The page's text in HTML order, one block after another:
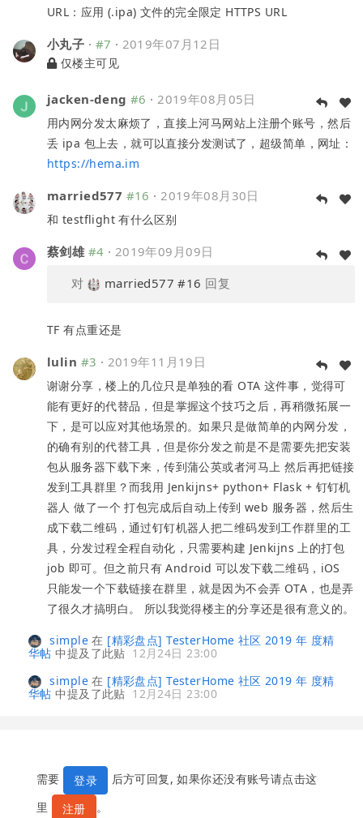
URL：应用 (.ipa) 文件的完全限定 HTTPS URL
小丸子 · #7 · 2019年07月12日
仅楼主可见
jacken-deng #6 · 2019年08月05日
用内网分发太麻烦了，直接上河马网站上注册个账号，然后
丢 ipa 包上去，就可以直接分发测试了，超级简单，网址：
https://hema.im
married577 #16 · 2019年08月30日
和 testflight 有什么区别
蔡剑雄 #4 · 2019年09月09日
对
married577 #16 回复
TF 有点重还是
lulin #3 · 2019年11月19日
谢谢分享，楼上的几位只是单独的看 OTA 这件事，觉得可
能有更好的代替品，但是掌握这个技巧之后，再稍微拓展一
下，是可以应对其他场景的。如果只是做简单的内网分发，
的确有别的代替工具，但是你分发之前是不是需要先把安装
包从服务器下载下来，传到蒲公英或者河马上 然后再把链接
发到工具群里？而我用 Jenkijns+ python+ Flask + 钉钉机
器人 做了一个 打包完成后自动上传到 web 服务器，然后生
成下载二维码，通过钉钉机器人把二维码发到工作群里的工
具，分发过程全程自动化，只需要构建 Jenkijns 上的打包
job 即可。但之前只有 Android 可以发下载二维码，iOS
只能发一个下载链接在群里，就是因为不会弄 OTA，也是弄
了很久才搞明白。 所以我觉得楼主的分享还是很有意义的。
simple在 [精彩盘点] TesterHome 社区 2019 年 度精
华帖 中提及了此贴 12月24日 23:00
simple在 [精彩盘点] TesterHome 社区 2019 年 度精
华帖 中提及了此贴 12月24日 23:00
需要 登录
后方可回复, 如果你还没有账号请点击这
里
注册 。